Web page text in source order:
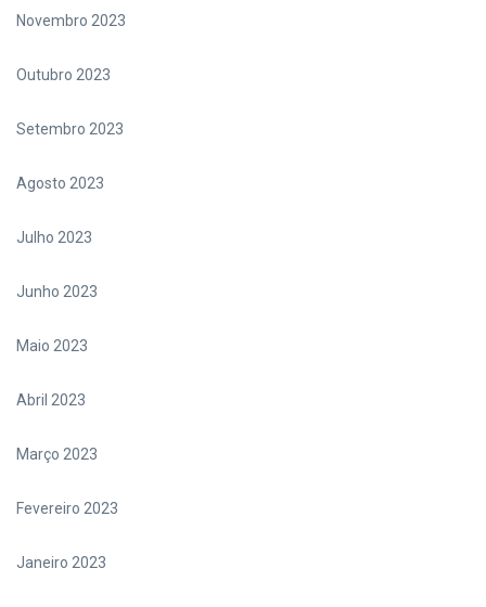
Novembro 2023
Outubro 2023
Setembro 2023
Agosto 2023
Julho 2023
Junho 2023
Maio 2023
Abril 2023
Março 2023
Fevereiro 2023
Janeiro 2023